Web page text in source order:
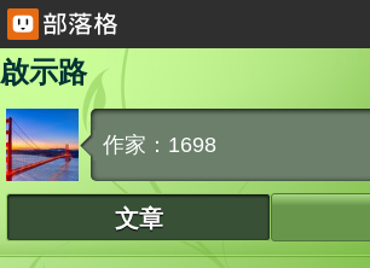
啟示路
作家：1698
文章